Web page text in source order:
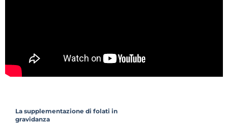
La supplementazione di folati in
gravidanza